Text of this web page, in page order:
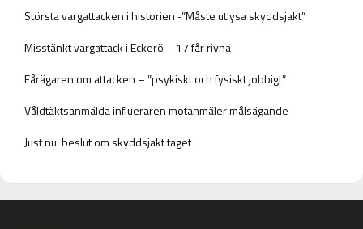
Största vargattacken i historien -”Måste utlysa skyddsjakt”
Misstänkt vargattack i Eckerö – 17 får rivna
Fårägaren om attacken – ”psykiskt och fysiskt jobbigt”
Våldtäktsanmälda influeraren motanmäler målsägande
Just nu: beslut om skyddsjakt taget